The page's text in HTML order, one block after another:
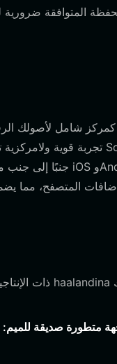
متطورة صديقة للميم: